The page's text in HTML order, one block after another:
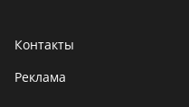
Контакты
Реклама